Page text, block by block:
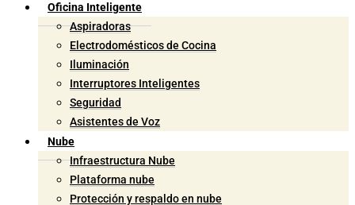
Oficina Inteligente
Aspiradoras
Electrodomésticos de Cocina
Iluminación
Interruptores Inteligentes
Seguridad
Asistentes de Voz
Nube
Infraestructura Nube
Plataforma nube
Protección y respaldo en nube